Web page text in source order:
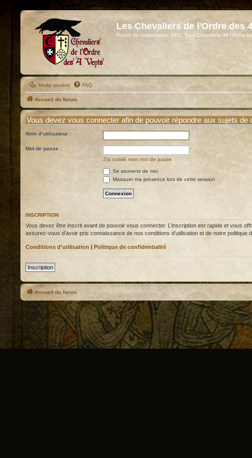
Les Chevaliers de l'Ordre des
Forum de l'association 1901 "Les Chevaliers de l'Ordre
Mode sombre FAQ
Accueil du forum
Vous devez vous connecter afin de pouvoir répondre aux sujets de
Nom d’utilisateur :
Mot de passe :
J’ai oublié mon mot de passe
Se souvenir de moi
Masquer ma présence lors de cette session
INSCRIPTION
Vous devez être inscrit avant de pouvoir vous connecter. L’inscription est rapide et vous
assurez-vous d’avoir pris connaissance de nos conditions d’utilisation et de notre
Conditions d’utilisation | Politique de confidentialité
Inscription
Accueil du forum